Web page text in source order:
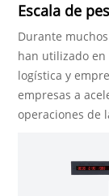
Escala de
Durante
han utilizado
logística y
empresas a
operaciones de